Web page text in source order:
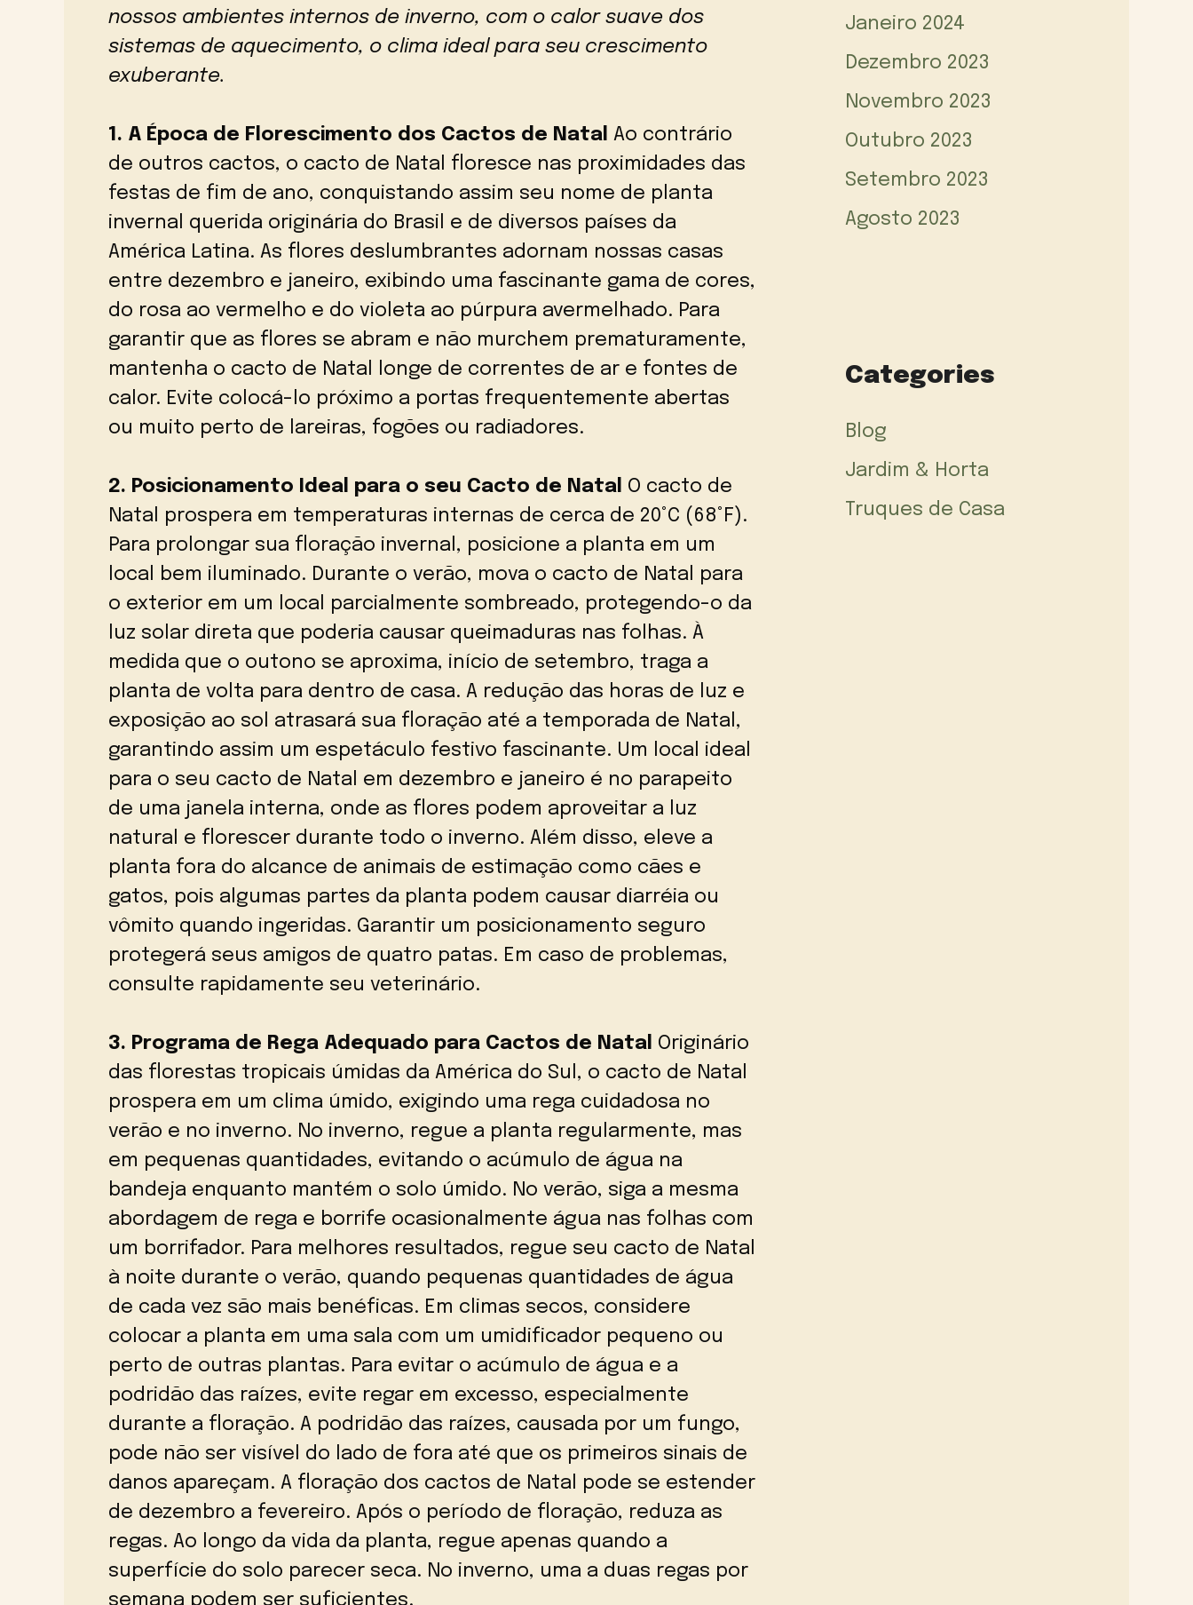
nossos ambientes internos de inverno, com o calor suave dos
sistemas de aquecimento, o clima ideal para seu crescimento
exuberante.
1. A Época de Florescimento dos Cactos de Natal Ao contrário
de outros cactos, o cacto de Natal floresce nas proximidades das
festas de fim de ano, conquistando assim seu nome de planta
invernal querida originária do Brasil e de diversos países da
América Latina. As flores deslumbrantes adornam nossas casas
entre dezembro e janeiro, exibindo uma fascinante gama de cores,
do rosa ao vermelho e do violeta ao púrpura avermelhado. Para
garantir que as flores se abram e não murchem prematuramente,
mantenha o cacto de Natal longe de correntes de ar e fontes de
calor. Evite colocá-lo próximo a portas frequentemente abertas
ou muito perto de lareiras, fogões ou radiadores.
2. Posicionamento Ideal para o seu Cacto de Natal O cacto de
Natal prospera em temperaturas internas de cerca de 20°C (68°F).
Para prolongar sua floração invernal, posicione a planta em um
local bem iluminado. Durante o verão, mova o cacto de Natal para
o exterior em um local parcialmente sombreado, protegendo-o da
luz solar direta que poderia causar queimaduras nas folhas. À
medida que o outono se aproxima, início de setembro, traga a
planta de volta para dentro de casa. A redução das horas de luz e
exposição ao sol atrasará sua floração até a temporada de Natal,
garantindo assim um espetáculo festivo fascinante. Um local ideal
para o seu cacto de Natal em dezembro e janeiro é no parapeito
de uma janela interna, onde as flores podem aproveitar a luz
natural e florescer durante todo o inverno. Além disso, eleve a
planta fora do alcance de animais de estimação como cães e
gatos, pois algumas partes da planta podem causar diarréia ou
vômito quando ingeridas. Garantir um posicionamento seguro
protegerá seus amigos de quatro patas. Em caso de problemas,
consulte rapidamente seu veterinário.
3. Programa de Rega Adequado para Cactos de Natal Originário
das florestas tropicais úmidas da América do Sul, o cacto de Natal
prospera em um clima úmido, exigindo uma rega cuidadosa no
verão e no inverno. No inverno, regue a planta regularmente, mas
em pequenas quantidades, evitando o acúmulo de água na
bandeja enquanto mantém o solo úmido. No verão, siga a mesma
abordagem de rega e borrife ocasionalmente água nas folhas com
um borrifador. Para melhores resultados, regue seu cacto de Natal
à noite durante o verão, quando pequenas quantidades de água
de cada vez são mais benéficas. Em climas secos, considere
colocar a planta em uma sala com um umidificador pequeno ou
perto de outras plantas. Para evitar o acúmulo de água e a
podridão das raízes, evite regar em excesso, especialmente
durante a floração. A podridão das raízes, causada por um fungo,
pode não ser visível do lado de fora até que os primeiros sinais de
danos apareçam. A floração dos cactos de Natal pode se estender
de dezembro a fevereiro. Após o período de floração, reduza as
regas. Ao longo da vida da planta, regue apenas quando a
superfície do solo parecer seca. No inverno, uma a duas regas por
semana podem ser suficientes.
Janeiro 2024
Dezembro 2023
Novembro 2023
Outubro 2023
Setembro 2023
Agosto 2023
Categories
Blog
Jardim & Horta
Truques de Casa